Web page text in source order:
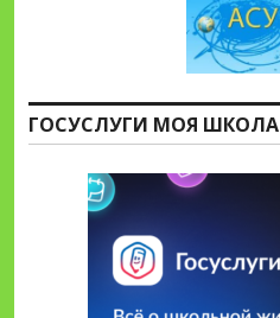
ГОСУСЛУГИ МОЯ ШКОЛА